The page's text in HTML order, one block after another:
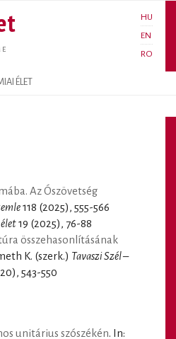
HU
EN
RO
ÉLET
Az Ószövetség
118 (2025), 555-566
élet19 (2025), 76-88
összehasonlításának
K. (szerk.) Tavaszi Szél –
543-550
unitárius szószékén. In: